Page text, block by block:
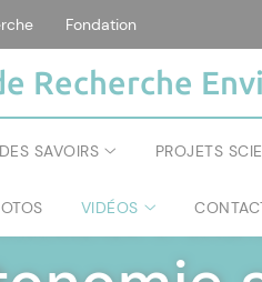
Fondation
Recherche
SAVOIRS PROJETS
VIDÉOS